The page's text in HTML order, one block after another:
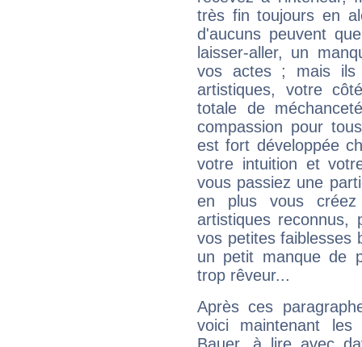
très fin toujours en
d'aucuns peuvent
laisser-aller, un
vos actes ; mais ils
artistiques, votre
totale de
compassion pour
est fort développée
votre intuition et
vous passiez une
en plus vous
artistiques reconnus,
vos petites faiblesses
un petit manque de
trop rêveur...
Après ces
voici maintenant